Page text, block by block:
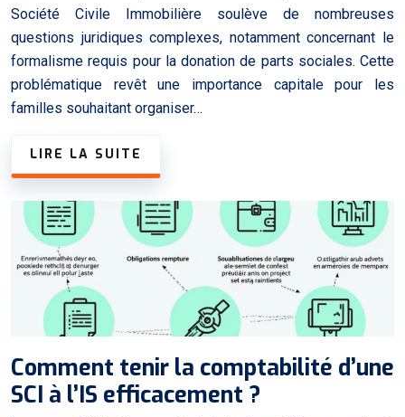
Société Civile Immobilière soulève de nombreuses
questions juridiques complexes, notamment concernant le
formalisme requis pour la donation de parts sociales. Cette
problématique revêt une importance capitale pour les
familles souhaitant organiser…
LIRE LA SUITE
Comment tenir la comptabilité d’une
SCI à l’IS efficacement ?